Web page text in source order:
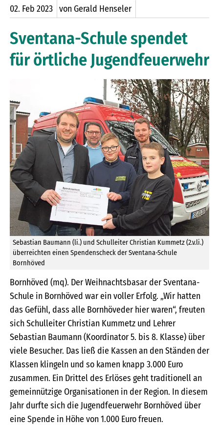
02. Feb 2023 von Gerald Henseler
Sventana-Schule spendet
für örtliche Jugendfeuerwehr
Sebastian Baumann (li.) und Schulleiter Christian Kummetz (2.v.li.)
überreichten einen Spendenscheck der Sventana-Schule
Bornhöved
Bornhöved (mq). Der Weihnachtsbasar der Sventana-
Schule in Bornhöved war ein voller Erfolg. „Wir hatten
das Gefühl, dass alle Bornhöveder hier waren“, freuten
sich Schulleiter Christian Kummetz und Lehrer
Sebastian Baumann (Koordinator 5. bis 8. Klasse) über
viele Besucher. Das ließ die Kassen an den Ständen der
Klassen klingeln und so kamen knapp 3.000 Euro
zusammen. Ein Drittel des Erlöses geht traditionell an
gemeinnützige Organisationen in der Region. In diesem
Jahr durfte sich die Jugendfeuerwehr Bornhöved über
eine Spende in Höhe von 1.000 Euro freuen.